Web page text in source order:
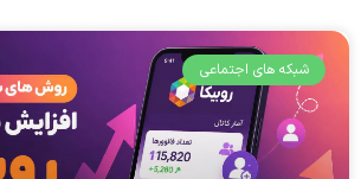
شبکه های اجتماعی